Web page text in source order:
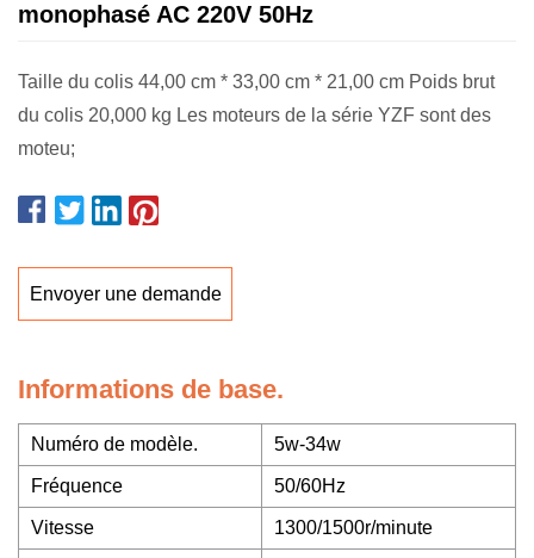
monophasé AC 220V 50Hz
Taille du colis 44,00 cm * 33,00 cm * 21,00 cm Poids brut
du colis 20,000 kg Les moteurs de la série YZF sont des
moteu;
Envoyer une demande
Informations de base.
Numéro de modèle. 5w-34w
Fréquence 50/60Hz
Vitesse 1300/1500r/minute